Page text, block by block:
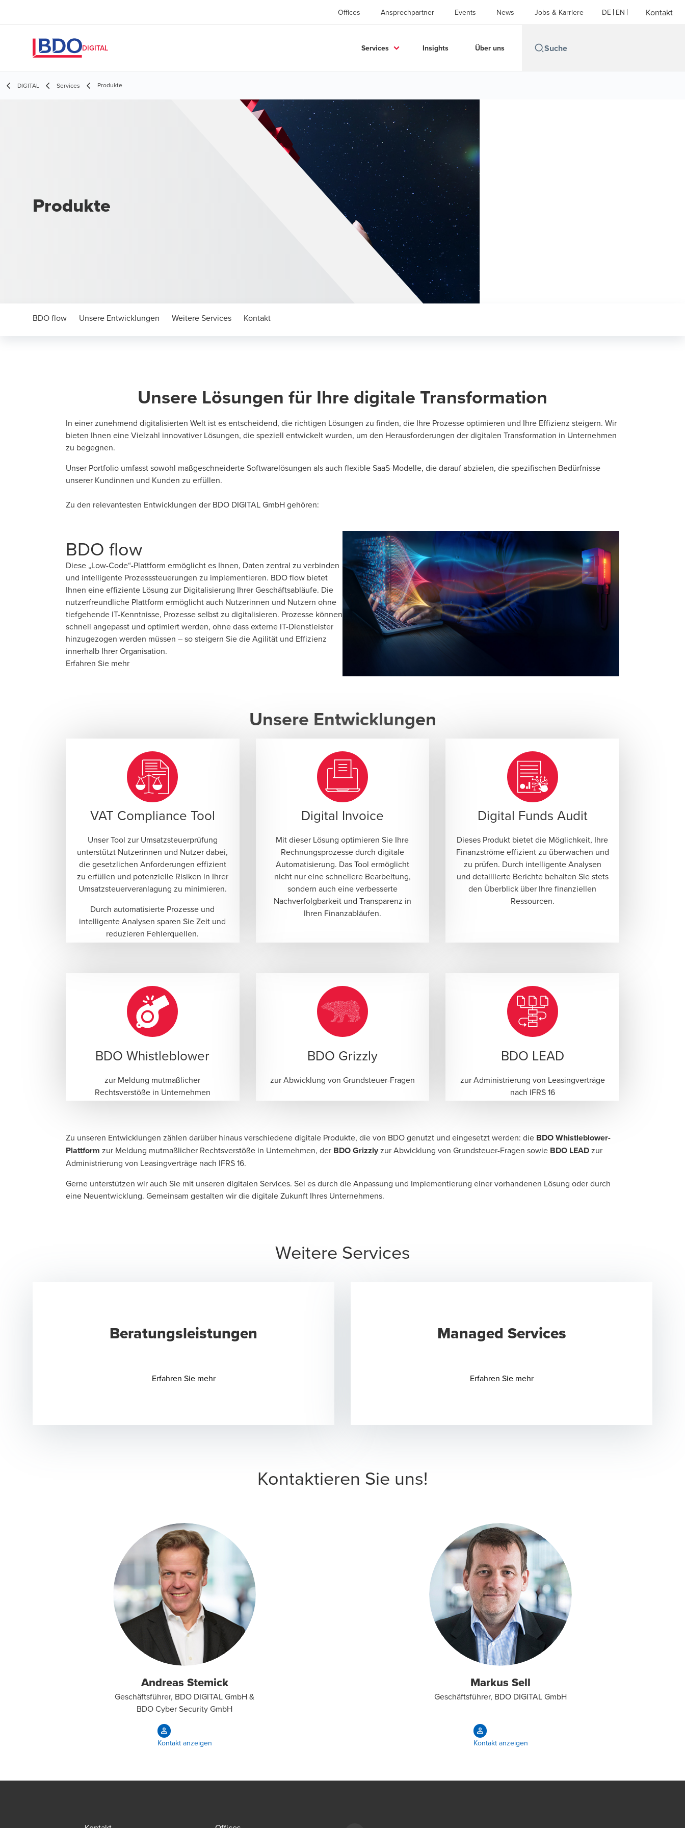
Offices Ansprechpartner Events News Jobs & Karriere DE EN Kontakt
DIGITAL Services Insights Über uns
DIGITAL Services Produkte
Produkte
BDO flow Unsere Entwicklungen Weitere Services Kontakt
Unsere Lösungen für Ihre digitale Transformation
In einer zunehmend digitalisierten Welt ist es entscheidend, die richtigen Lösungen zu finden, die Ihre Prozesse optimieren und Ihre Effizienz steigern. Wir
bieten Ihnen eine Vielzahl innovativer Lösungen, die speziell entwickelt wurden, um den Herausforderungen der digitalen Transformation in Unternehmen
zu begegnen.
Unser Portfolio umfasst sowohl maßgeschneiderte Softwarelösungen als auch flexible SaaS-Modelle, die darauf abzielen, die spezifischen Bedürfnisse
unserer Kundinnen und Kunden zu erfüllen.
Zu den relevantesten Entwicklungen der BDO DIGITAL GmbH gehören:
BDO flow
Diese „Low-Code“-Plattform ermöglicht es Ihnen, Daten zentral zu verbinden
und intelligente Prozesssteuerungen zu implementieren. BDO flow bietet
Ihnen eine effiziente Lösung zur Digitalisierung Ihrer Geschäftsabläufe. Die
nutzerfreundliche Plattform ermöglicht auch Nutzerinnen und Nutzern ohne
tiefgehende IT-Kenntnisse, Prozesse selbst zu digitalisieren. Prozesse können
schnell angepasst und optimiert werden, ohne dass externe IT-Dienstleister
hinzugezogen werden müssen – so steigern Sie die Agilität und Effizienz
innerhalb Ihrer Organisation.
Erfahren Sie mehr
Unsere Entwicklungen
VAT Compliance Tool
Unser Tool zur Umsatzsteuerprüfung
unterstützt Nutzerinnen und Nutzer dabei,
die gesetzlichen Anforderungen effizient
zu erfüllen und potenzielle Risiken in Ihrer
Umsatzsteuerveranlagung zu minimieren.
Durch automatisierte Prozesse und
intelligente Analysen sparen Sie Zeit und
reduzieren Fehlerquellen.
Digital Invoice
Mit dieser Lösung optimieren Sie Ihre
Rechnungsprozesse durch digitale
Automatisierung. Das Tool ermöglicht
nicht nur eine schnellere Bearbeitung,
sondern auch eine verbesserte
Nachverfolgbarkeit und Transparenz in
Ihren Finanzabläufen.
Digital Funds Audit
Dieses Produkt bietet die Möglichkeit, Ihre
Finanzströme effizient zu überwachen und
zu prüfen. Durch intelligente Analysen
und detaillierte Berichte behalten Sie stets
den Überblick über Ihre finanziellen
Ressourcen.
BDO Whistleblower
zur Meldung mutmaßlicher
Rechtsverstöße in Unternehmen
BDO Grizzly
zur Abwicklung von Grundsteuer-Fragen
BDO LEAD
zur Administrierung von Leasingverträge
nach IFRS 16
Zu unseren Entwicklungen zählen darüber hinaus verschiedene digitale Produkte, die von BDO genutzt und eingesetzt werden: die BDO Whistleblower-
Plattform zur Meldung mutmaßlicher Rechtsverstöße in Unternehmen, der BDO Grizzlyzur Abwicklung von Grundsteuer-Fragen sowie BDO LEADzur
Administrierung von Leasingverträge nach IFRS 16.
Gerne unterstützen wir auch Sie mit unseren digitalen Services. Sei es durch die Anpassung und Implementierung einer vorhandenen Lösung oder durch
eine Neuentwicklung. Gemeinsam gestalten wir die digitale Zukunft Ihres Unternehmens.
Weitere Services
Beratungsleistungen
Erfahren Sie mehrOpens in a new window/tab
Managed Services
Erfahren Sie mehrOpens in a new window/tab
Kontaktieren Sie uns!
Andreas Stemick
Geschäftsführer, BDO DIGITAL GmbH &
BDO Cyber Security GmbH
Kontakt anzeigen
Markus Sell
Geschäftsführer, BDO DIGITAL GmbH
Kontakt anzeigen